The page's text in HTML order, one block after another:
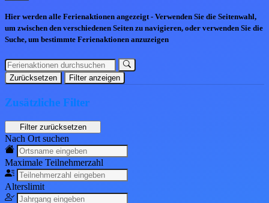
Hier werden alle Ferienaktionen angezeigt - Verwenden Sie die Seitenwahl,
um zwischen den verschiedenen Seiten zu navigieren, oder verwenden Sie die
Suche, um bestimmte Ferienaktionen anzuzeigen
Zurücksetzen Filter anzeigen
Zusätzliche Filter
Nach Ort suchen
Maximale Teilnehmerzahl
Alterslimit